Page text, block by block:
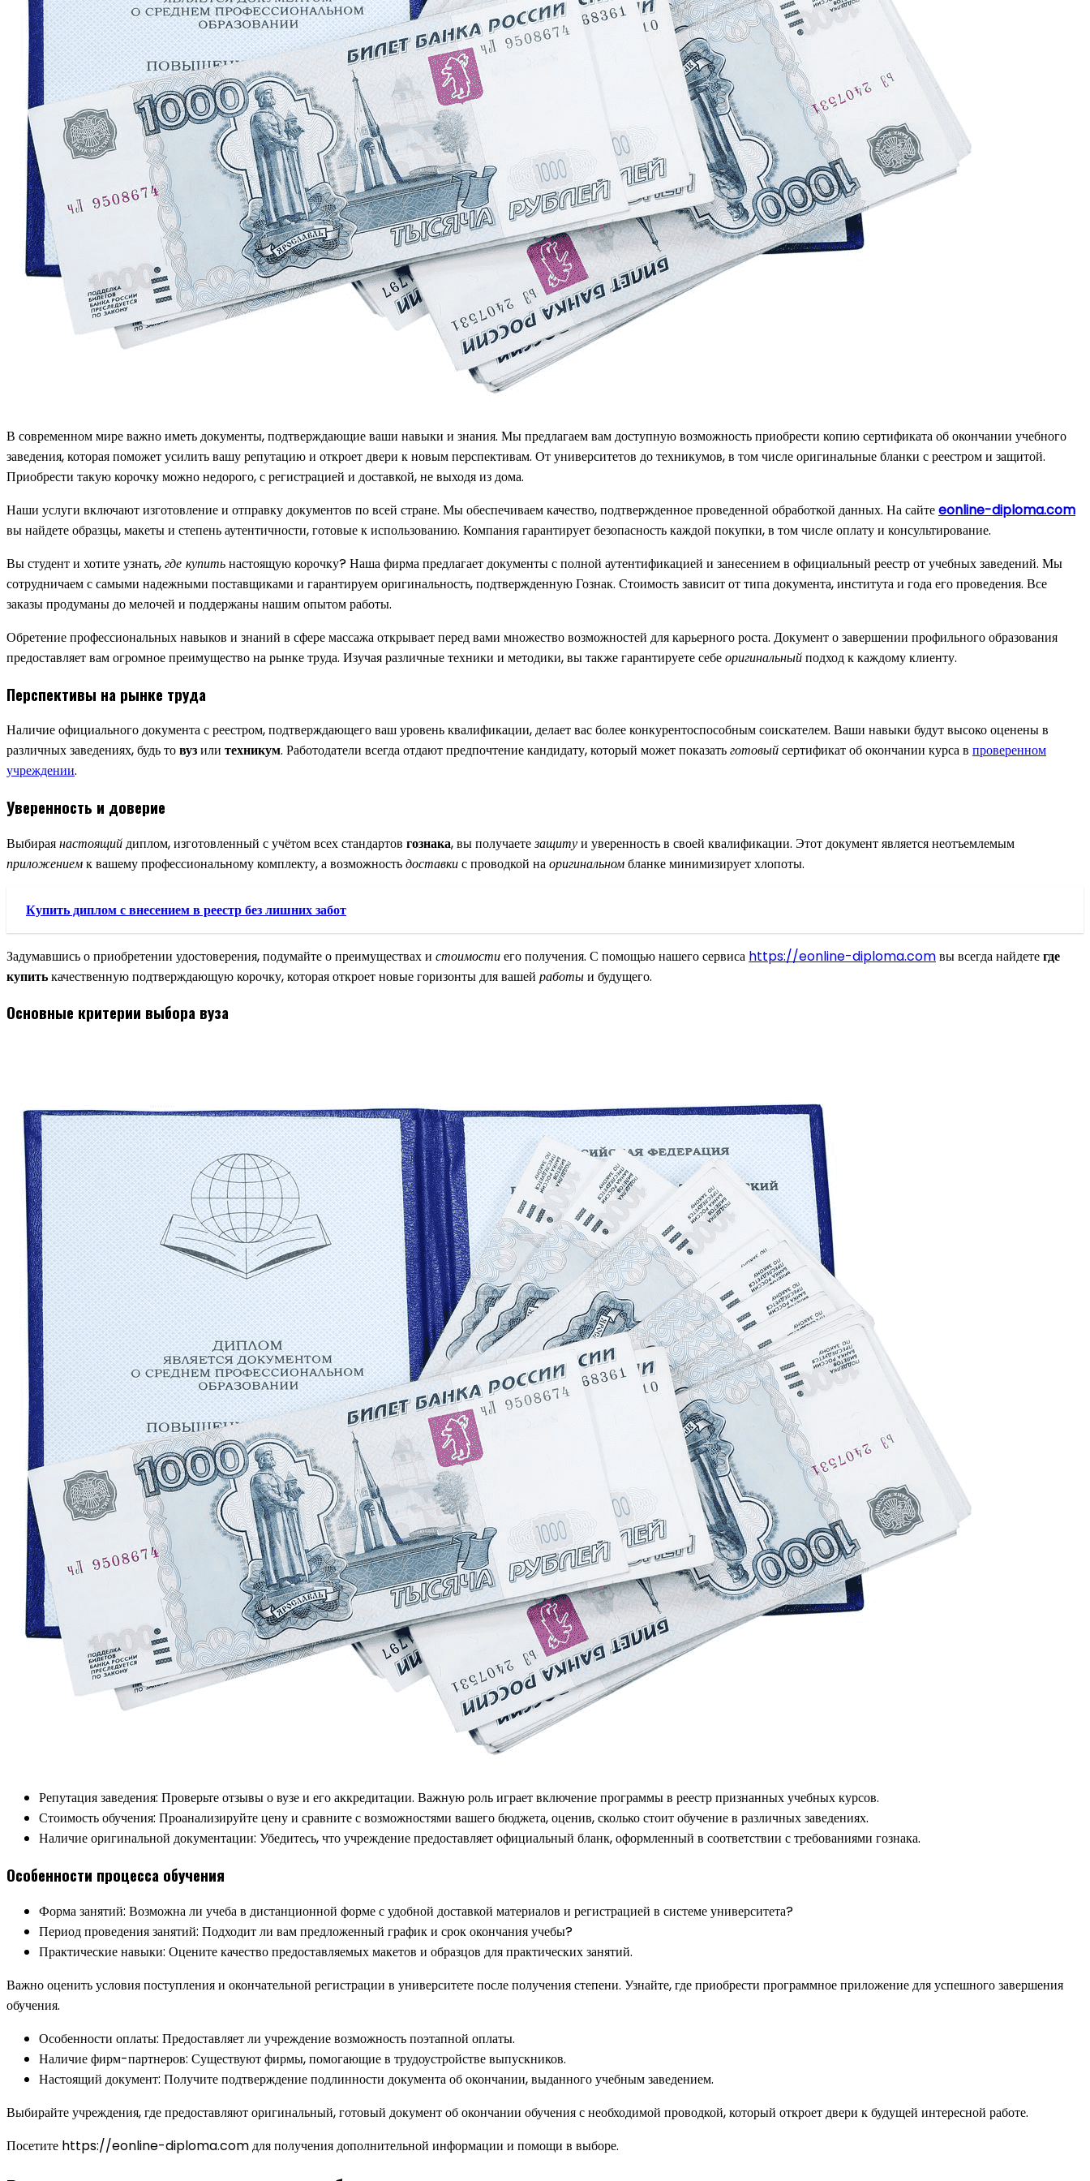
В современном мире важно иметь документы, подтверждающие ваши навыки и знания. Мы предлагаем вам доступную возможность приобрести копию сертификата об окончании учебного
заведения, которая поможет усилить вашу репутацию и откроет двери к новым перспективам. От университетов до техникумов, в том числе оригинальные бланки с реестром и защитой.
Приобрести такую корочку можно недорого, с регистрацией и доставкой, не выходя из дома.
Наши услуги включают изготовление и отправку документов по всей стране. Мы обеспечиваем качество, подтвержденное проведенной обработкой данных. На сайтеeonline-diploma.com
вы найдете образцы, макеты и степень аутентичности, готовые к использованию. Компания гарантирует безопасность каждой покупки, в том числе оплату и консультирование.
Вы студент и хотите узнать,где купитьнастоящую корочку? Наша фирма предлагает документы с полной аутентификацией и занесением в официальный реестр от учебных заведений. Мы
сотрудничаем с самыми надежными поставщиками и гарантируем оригинальность, подтвержденную Гознак. Стоимость зависит от типа документа, института и года его проведения. Все
заказы продуманы до мелочей и поддержаны нашим опытом работы.
Обретение профессиональных навыков и знаний в сфере массажа открывает перед вами множество возможностей для карьерного роста. Документ о завершении профильного образования
предоставляет вам огромное преимущество на рынке труда. Изучая различные техники и методики, вы также гарантируете себеоригинальныйподход к каждому клиенту.
Перспективы на рынке труда
Наличие официального документа с реестром, подтверждающего ваш уровень квалификации, делает вас более конкурентоспособным соискателем. Ваши навыки будут высоко оценены в
различных заведениях, будь товузили техникум. Работодатели всегда отдают предпочтение кандидату, который может показатьготовыйсертификат об окончании курса в проверенном
учреждении.
Уверенность и доверие
Выбираянастоящийдиплом, изготовленный с учётом всех стандартов гознака, вы получаетезащитуи уверенность в своей квалификации. Этот документ является неотъемлемым
приложениемк вашему профессиональному комплекту, а возможностьдоставкис проводкой наоригинальномбланке минимизирует хлопоты.
Купить диплом с внесением в реестр без лишних забот
Задумавшись о приобретении удостоверения, подумайте о преимуществах и стоимостиего получения. С помощью нашего сервиса https://eonline-diploma.comвы всегда найдетегде
купитькачественную подтверждающую корочку, которая откроет новые горизонты для вашей работыи будущего.
Основные критерии выбора вуза
Репутация заведения: Проверьте отзывы о вузе и его аккредитации. Важную роль играет включение программы в реестр признанных учебных курсов.
Стоимость обучения: Проанализируйте цену и сравните с возможностями вашего бюджета, оценив, сколько стоит обучение в различных заведениях.
Наличие оригинальной документации: Убедитесь, что учреждение предоставляет официальный бланк, оформленный в соответствии с требованиями гознака.
Особенности процесса обучения
Форма занятий: Возможна ли учеба в дистанционной форме с удобной доставкой материалов и регистрацией в системе университета?
Период проведения занятий: Подходит ли вам предложенный график и срок окончания учебы?
Практические навыки: Оцените качество предоставляемых макетов и образцов для практических занятий.
Важно оценить условия поступления и окончательной регистрации в университете после получения степени. Узнайте, где приобрести программное приложение для успешного завершения
обучения.
Особенности оплаты: Предоставляет ли учреждение возможность поэтапной оплаты.
Наличие фирм-партнеров: Существуют фирмы, помогающие в трудоустройстве выпускников.
Настоящий документ: Получите подтверждение подлинности документа об окончании, выданного учебным заведением.
Выбирайте учреждения, где предоставляют оригинальный, готовый документ об окончании обучения с необходимой проводкой, который откроет двери к будущей интересной работе.
Посетите https://eonline-diploma.com для получения дополнительной информации и помощи в выборе.